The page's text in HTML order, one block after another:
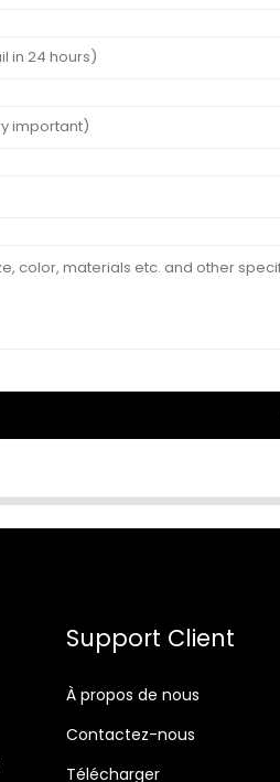
Support Client
À propos de nous
Contactez-nous
Télécharger